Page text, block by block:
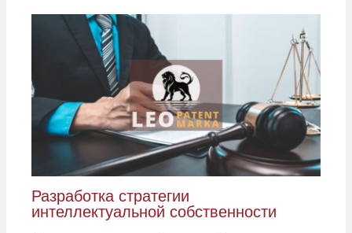
Разработка стратегии
интеллектуальной собственности